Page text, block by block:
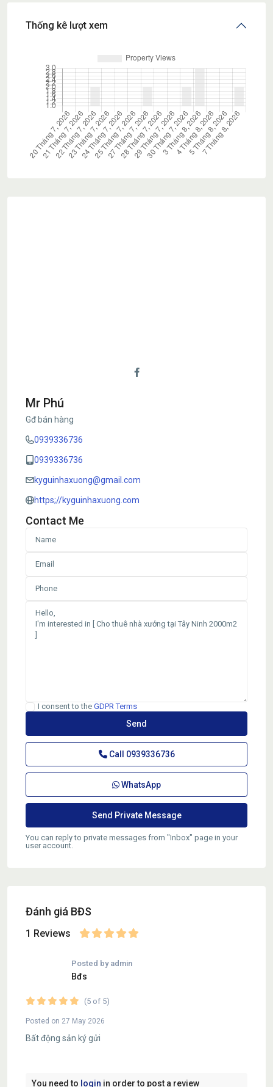
Thống kê lượt xem
Mr Phú
Gđ bán hàng
0939336736
0939336736
kyguinhaxuong@gmail.com
https;//kyguinhaxuong.com
Contact Me
I consent to the GDPR Terms
Call 0939336736
WhatsApp
You can reply to private messages from "Inbox" page in your
user account.
Đánh giá BĐS
1 Reviews
Posted by admin
Bđs
(5 of 5)
Posted on 27 May 2026
Bất động sản ký gửi
You need to login in order to post a review